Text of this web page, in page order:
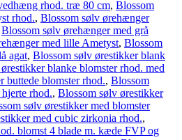
rhod. træ 80 cm, Blossom
rhod., Blossom sølv ørehænger
Blossom sølv ørehænger med grå
med lille Ametyst, Blossom
agat, Blossom sølv ørestikker blank
blanke blomster rhod. med
buttede blomster rhod., Blossom
rhod., Blossom sølv ørestikker
sølv ørestikker med blomster
med cubic zirkonia rhod.,
blomst 4 blade m. kæde FVP og